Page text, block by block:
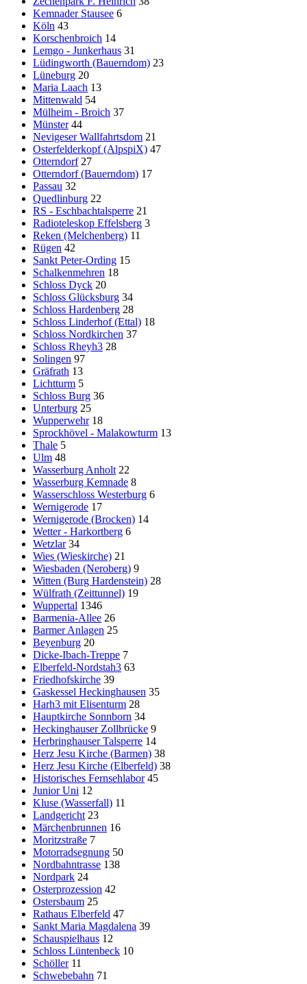
Kemnader Stausee 6
Köln 43
Korschenbroich 14
Lemgo - Junkerhaus 31
Lüdingworth (Bauerndom) 23
Lüneburg 20
Maria Laach 13
Mittenwald 54
Mülheim - Broich 37
Münster 44
Nevigeser Wallfahrtsdom 21
Osterfelderkopf (AlpspiX) 47
Otterndorf 27
Otterndorf (Bauerndom) 17
Passau 32
Quedlinburg 22
RS - Eschbachtalsperre 21
Radioteleskop Effelsberg 3
Reken (Melchenberg) 11
Rügen 42
Sankt Peter-Ording 15
Schalkenmehren 18
Schloss Dyck 20
Schloss Glücksburg 34
Schloss Hardenberg 28
Schloss Linderhof (Ettal) 18
Schloss Nordkirchen 37
Schloss Rheyh3 28
Solingen 97
Gräfrath 13
Lichtturm 5
Schloss Burg 36
Unterburg 25
Wupperwehr 18
Sprockhövel - Malakowturm 13
Thale 5
Ulm 48
Wasserburg Anholt 22
Wasserburg Kemnade 8
Wasserschloss Westerburg 6
Wernigerode 17
Wernigerode (Brocken) 14
Wetter - Harkortberg 6
Wetzlar 34
Wies (Wieskirche) 21
Wiesbaden (Neroberg) 9
Witten (Burg Hardenstein) 28
Wülfrath (Zeittunnel) 19
Wuppertal 1346
Barmenia-Allee 26
Barmer Anlagen 25
Beyenburg 20
Dicke-Ibach-Treppe 7
Elberfeld-Nordstah3 63
Friedhofskirche 39
Gaskessel Heckinghausen 35
Harh3 mit Elisenturm 28
Hauptkirche Sonnborn 34
Heckinghauser Zollbrücke 9
Herbringhauser Talsperre 14
Herz Jesu Kirche (Barmen) 38
Herz Jesu Kirche (Elberfeld) 38
Historisches Fernsehlabor 45
Junior Uni 12
Kluse (Wasserfall) 11
Landgericht 23
Märchenbrunnen 16
Moritzstraße 7
Motorradsegnung 50
Nordbahntrasse 138
Nordpark 24
Osterprozession 42
Ostersbaum 25
Rathaus Elberfeld 47
Sankt Maria Magdalena 39
Schauspielhaus 12
Schloss Lüntenbeck 10
Schöller 11
Schwebebahn 71